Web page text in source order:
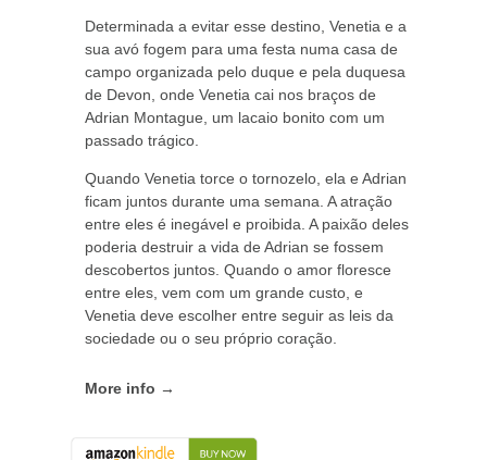
Determinada a evitar esse destino, Venetia e a
sua avó fogem para uma festa numa casa de
campo organizada pelo duque e pela duquesa
de Devon, onde Venetia cai nos braços de
Adrian Montague, um lacaio bonito com um
passado trágico.
Quando Venetia torce o tornozelo, ela e Adrian
ficam juntos durante uma semana. A atração
entre eles é inegável e proibida. A paixão deles
poderia destruir a vida de Adrian se fossem
descobertos juntos. Quando o amor floresce
entre eles, vem com um grande custo, e
Venetia deve escolher entre seguir as leis da
sociedade ou o seu próprio coração.
More info →